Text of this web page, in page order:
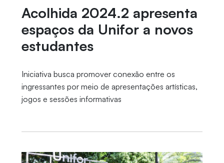
Acolhida 2024.2 apresenta
espaços da Unifor a novos
estudantes
Iniciativa busca promover conexão entre os
ingressantes por meio de apresentações artísticas,
jogos e sessões informativas